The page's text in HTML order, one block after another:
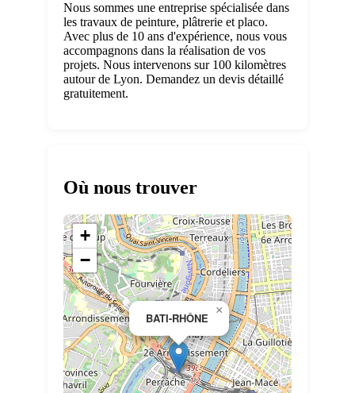
Nous sommes une entreprise spécialisée dans
les travaux de peinture, plâtrerie et placo.
Avec plus de 10 ans d'expérience, nous vous
accompagnons dans la réalisation de vos
projets. Nous intervenons sur 100 kilomètres
autour de Lyon. Demandez un devis détaillé
gratuitement.
Où nous trouver
BATI-RHÔNE
×
+
−